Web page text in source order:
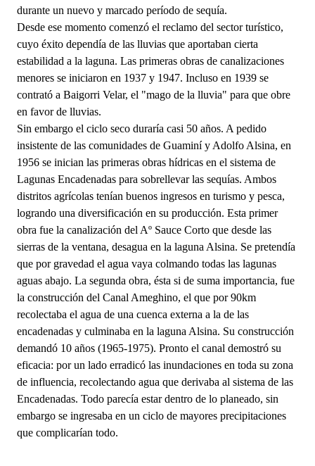
durante un nuevo y marcado período de sequía.
Desde ese momento comenzó el reclamo del sector turístico,
cuyo éxito dependía de las lluvias que aportaban cierta
estabilidad a la laguna. Las primeras obras de canalizaciones
menores se iniciaron en 1937 y 1947. Incluso en 1939 se
contrató a Baigorri Velar, el "mago de la lluvia" para que obre
en favor de lluvias.
Sin embargo el ciclo seco duraría casi 50 años. A pedido
insistente de las comunidades de Guaminí y Adolfo Alsina, en
1956 se inician las primeras obras hídricas en el sistema de
Lagunas Encadenadas para sobrellevar las sequías. Ambos
distritos agrícolas tenían buenos ingresos en turismo y pesca,
logrando una diversificación en su producción. Esta primer
obra fue la canalización del Aº Sauce Corto que desde las
sierras de la ventana, desagua en la laguna Alsina. Se pretendía
que por gravedad el agua vaya colmando todas las lagunas
aguas abajo. La segunda obra, ésta si de suma importancia, fue
la construcción del Canal Ameghino, el que por 90km
recolectaba el agua de una cuenca externa a la de las
encadenadas y culminaba en la laguna Alsina. Su construcción
demandó 10 años (1965-1975). Pronto el canal demostró su
eficacia: por un lado erradicó las inundaciones en toda su zona
de influencia, recolectando agua que derivaba al sistema de las
Encadenadas. Todo parecía estar dentro de lo planeado, sin
embargo se ingresaba en un ciclo de mayores precipitaciones
que complicarían todo.